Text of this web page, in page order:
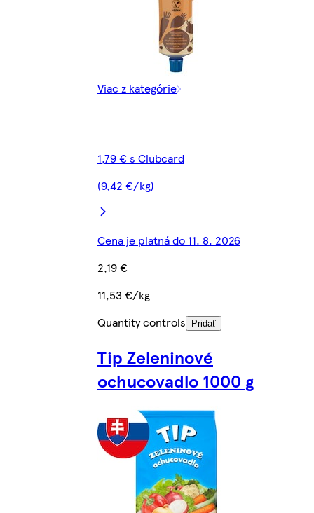
Viac z kategórie
1,79 € s Clubcard
(9,42 €/kg)
Cena je platná do 11. 8. 2026
2,19 €
11,53 €/kg
Quantity controls
Pridať
Tip Zeleninové
ochucovadlo 1000 g